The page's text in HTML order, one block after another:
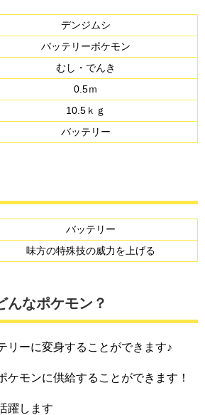
デンジムシ
バッテリーポケモン
むし・でんき
0.5ｍ
10.5ｋｇ
バッテリー
バッテリー
味方の特殊技の威力を上げる
んなポケモン？
リーに変身することができます♪
ケモンに供給することができます！
躍します